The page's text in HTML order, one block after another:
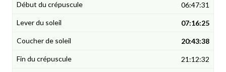
06:47:31
07:16:25
20:43:38
21:12:32